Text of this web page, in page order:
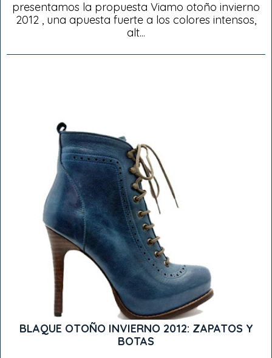
presentamos la propuesta Viamo otoño invierno
2012 , una apuesta fuerte a los colores intensos,
alt...
BLAQUE OTOÑO INVIERNO 2012: ZAPATOS Y
BOTAS